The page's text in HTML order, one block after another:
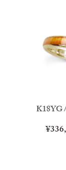
K18YG